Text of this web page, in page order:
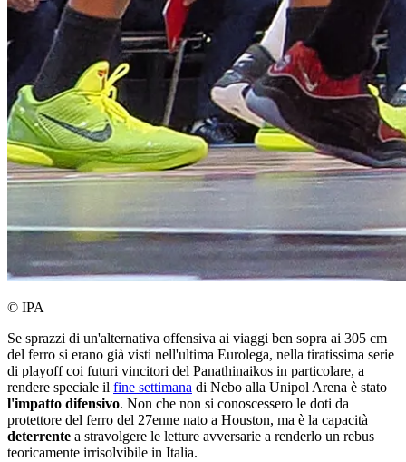
© IPA
Se sprazzi di un'alternativa offensiva ai viaggi ben sopra ai 305 cm
del ferro si erano già visti nell'ultima Eurolega, nella tiratissima serie
di playoff coi futuri vincitori del Panathinaikos in particolare, a
rendere speciale il fine settimana di Nebo alla Unipol Arena è stato
l'impatto difensivo. Non che non si conoscessero le doti da
protettore del ferro del 27enne nato a Houston, ma è la capacità
deterrente a stravolgere le letture avversarie a renderlo un rebus
teoricamente irrisolvibile in Italia.